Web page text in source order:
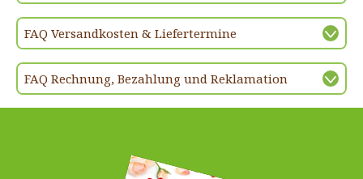
FAQ Versandkosten & Liefertermine
FAQ Rechnung, Bezahlung und Reklamation